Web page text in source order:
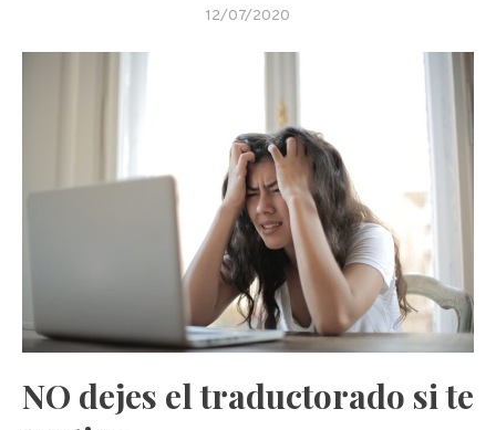
12/07/2020
NO dejes el traductorado si te